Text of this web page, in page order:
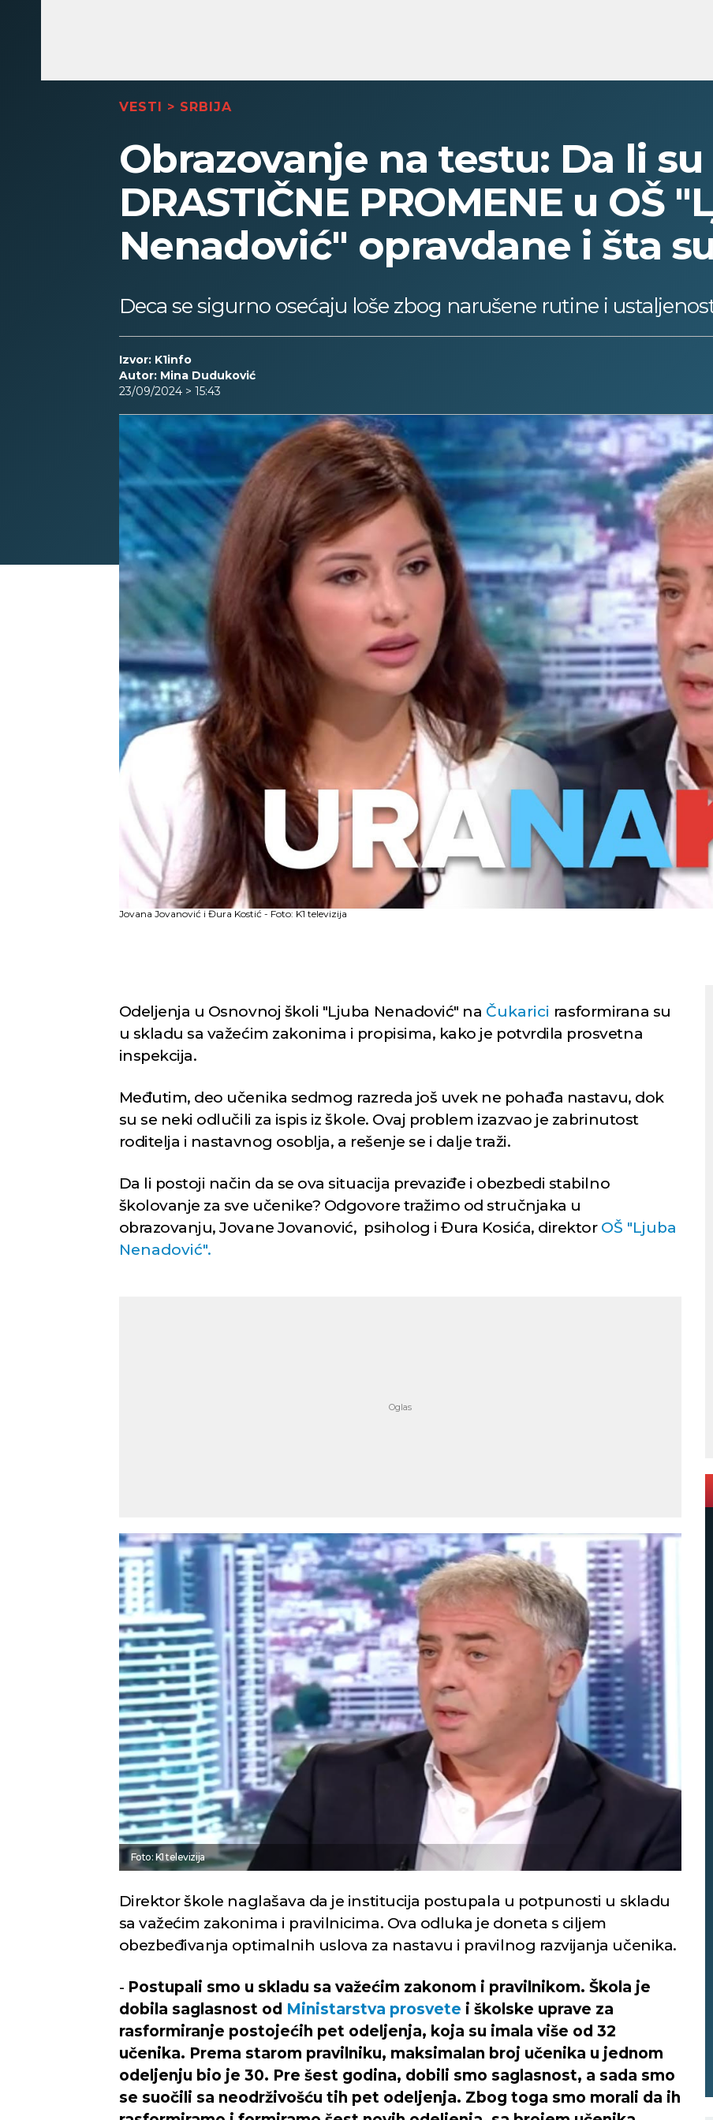
VESTI > SRBIJA
Obrazovanje na testu: Da li su
DRASTIČNE PROMENE u OŠ
Nenadović" opravdane i šta
Deca se sigurno osećaju loše zbog narušene rutine i
Izvor: K1info
Autor: Mina Duduković
23/09/2024 > 15:43
Jovana Jovanović i Đura Kostić - Foto: K1 televizija
Odeljenja u Osnovnoj školi "Ljuba Nenadović" na Čukarici rasformirana su
u skladu sa važećim zakonima i propisima, kako je potvrdila prosvetna
inspekcija.
Međutim, deo učenika sedmog razreda još uvek ne pohađa nastavu, dok
su se neki odlučili za ispis iz škole. Ovaj problem izazvao je zabrinutost
roditelja i nastavnog osoblja, a rešenje se i dalje traži.
Da li postoji način da se ova situacija prevaziđe i obezbedi stabilno
školovanje za sve učenike? Odgovore tražimo od stručnjaka u
obrazovanju, Jovane Jovanović, psiholog i Đura Kosića, direktor OŠ "Ljuba
Nenadović".
Foto: K1 televizija
Direktor škole naglašava da je institucija postupala u potpunosti u skladu
sa važećim zakonima i pravilnicima. Ova odluka je doneta s ciljem
obezbeđivanja optimalnih uslova za nastavu i pravilnog razvijanja učenika.
- Postupali smo u skladu sa važećim zakonom i pravilnikom. Škola je
dobila saglasnost od Ministarstva prosvete i školske uprave za
rasformiranje postojećih pet odeljenja, koja su imala više od 32
učenika. Prema starom pravilniku, maksimalan broj učenika u jednom
odeljenju bio je 30. Pre šest godina, dobili smo saglasnost, a sada smo
se suočili sa neodrživošću tih pet odeljenja. Zbog toga smo morali da ih